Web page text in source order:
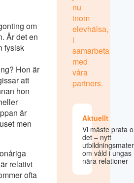
om
Är det en
fysisk
Hon är
att
hon
är
men
relativt
ofta
nu
inom
elevhälsa,
i
samarbeta
med
våra
partners.
Aktuellt
Vi måste prata
det – nytt
om våld i ungas
nära relationer